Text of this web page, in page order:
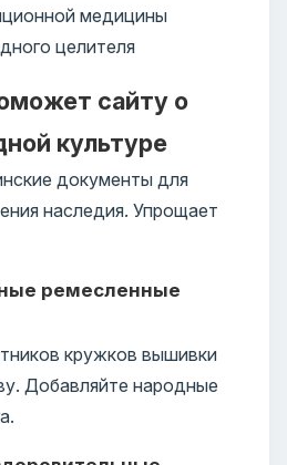
медицины
целителя
сайту о
культуре
документы для
наследия. Упрощает
ремесленные
кружков вышивки
Добавляйте народные